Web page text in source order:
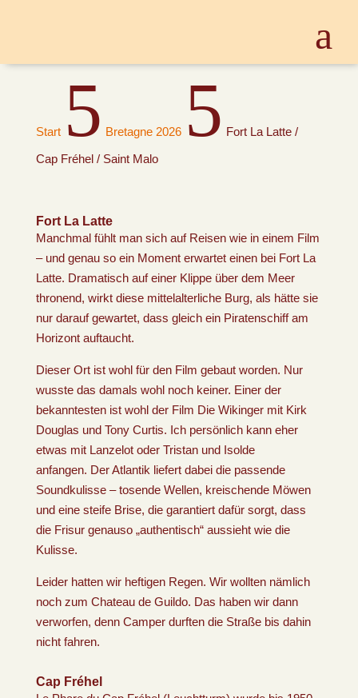
Start 5 Bretagne 2026 5 Fort La Latte /
Cap Fréhel / Saint Malo
Fort La Latte
Manchmal fühlt man sich auf Reisen wie in einem Film
– und genau so ein Moment erwartet einen bei Fort La
Latte. Dramatisch auf einer Klippe über dem Meer
thronend, wirkt diese mittelalterliche Burg, als hätte sie
nur darauf gewartet, dass gleich ein Piratenschiff am
Horizont auftaucht.
Dieser Ort ist wohl für den Film gebaut worden. Nur
wusste das damals wohl noch keiner. Einer der
bekanntesten ist wohl der Film Die Wikinger mit Kirk
Douglas und Tony Curtis. Ich persönlich kann eher
etwas mit Lanzelot oder Tristan und Isolde
anfangen. Der Atlantik liefert dabei die passende
Soundkulisse – tosende Wellen, kreischende Möwen
und eine steife Brise, die garantiert dafür sorgt, dass
die Frisur genauso „authentisch“ aussieht wie die
Kulisse.
Leider hatten wir heftigen Regen. Wir wollten nämlich
noch zum Chateau de Guildo. Das haben wir dann
verworfen, denn Camper durften die Straße bis dahin
nicht fahren.
Cap Fréhel